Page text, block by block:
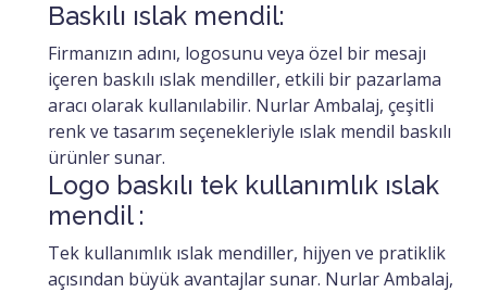
Baskılı ıslak mendil:
Firmanızın adını, logosunu veya özel bir mesajı
içeren baskılı ıslak mendiller, etkili bir pazarlama
aracı olarak kullanılabilir. Nurlar Ambalaj, çeşitli
renk ve tasarım seçenekleriyle ıslak mendil baskılı
ürünler sunar.
Logo baskılı tek kullanımlık ıslak
mendil :
Tek kullanımlık ıslak mendiller, hijyen ve pratiklik
açısından büyük avantajlar sunar. Nurlar Ambalaj,